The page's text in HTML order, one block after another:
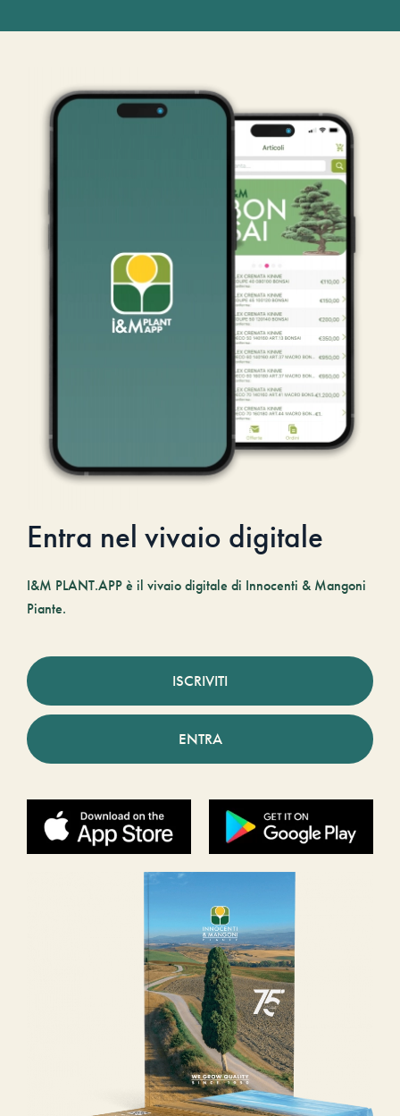
Entra nel vivaio digitale
I&M PLANT.APP è il vivaio digitale di Innocenti & Mangoni
Piante.
ISCRIVITI
ENTRA